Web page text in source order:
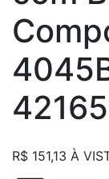
R$ 151,13 À